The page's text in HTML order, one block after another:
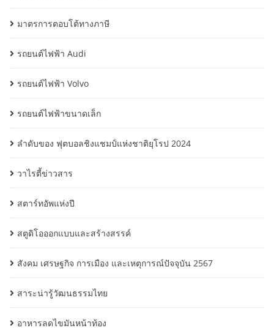
มาตรการตอบโต้ทางภาษี
รถยนต์ไฟฟ้า Audi
รถยนต์ไฟฟ้า Volvo
รถยนต์ไฟฟ้าขนาดเล็ก
ลำดับของ ฟุตบอลชิงแชมป์แห่งชาติยุโรป 2024
วาไรตี้ข่าวสาร
สตาร์ทอัพแห่งปี
สตูดิโอออกแบบและสร้างสรรค์
สังคม เศรษฐกิจ การเมือง และเหตุการณ์ปัจจุบัน 2567
สาระน่ารู้วัฒนธรรมไทย
อาหารลดไขมันหน้าท้อง